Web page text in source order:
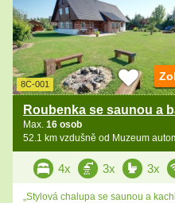
8C-001
Max. 16 osob
52.1 km vzdušně od Muzeum
4x 3x 3x
„Stylová chalupa se saunou a